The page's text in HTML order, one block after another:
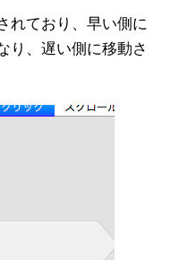
れており、早い側に
り、遅い側に移動さ